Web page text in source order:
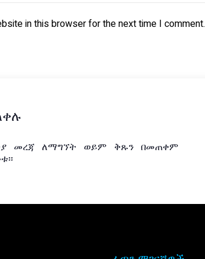
in this browser for the next time I comment.
መረጃ ለማግኘት ወይም ቅጹን በመጠቀም